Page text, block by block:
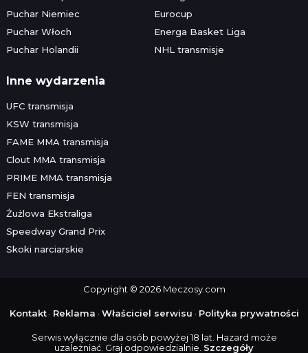
Puchar Niemiec
Puchar Włoch
Puchar Holandii
Eurocup
Energa Basket Liga
NHL transmisje
Inne wydarzenia
UFC transmisja
KSW transmisja
FAME MMA transmisja
Clout MMA transmisja
PRIME MMA transmisja
FEN transmisja
Żużlowa Ekstraliga
Speedway Grand Prix
Skoki narciarskie
Copyright © 2026 Meczosy.com
Kontakt· Reklama · Właściciel serwisu · Polityka prywatności
Serwis wyłącznie dla osób powyżej 18 lat. Hazard może
uzależniać. Graj odpowiedzialnie. Szczegóły